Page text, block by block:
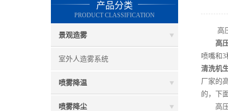
产品分类
PRODUCT CLASSIFICATION
景观造雾
室外人造雾系统
喷雾降温
喷雾降尘
高压
高
喷嘴和
清洗机
厂家的
的，下
高压